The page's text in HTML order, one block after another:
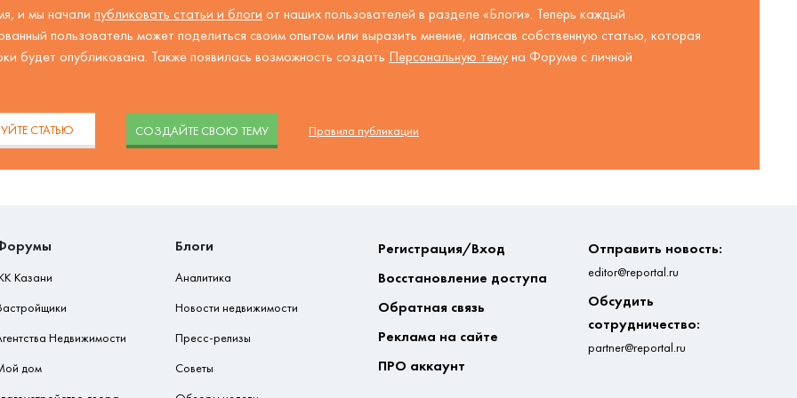
и мы начали публиковать статьи и блоги от наших пользователей в разделе «Блоги». Теперь каждый
пользователь может поделиться своим опытом или выразить мнение, написав собственную статью, которая
будет опубликована. Также появилась возможность создать Персональную тему на Форуме с личной
СТАТЬЮ CОЗДАЙТЕ СВОЮ ТЕМУ Правила публикации
Казани
Недвижимости
дом
Блоги
Аналитика
Новости недвижимости
Пресс-релизы
Советы
Регистрация/Вход
Восстановление доступа
Обратная связь
Реклама на сайте
ПРО аккаунт
Отправить новость:
editor@reportal.ru
Обсудить
сотрудничество:
partner@reportal.ru